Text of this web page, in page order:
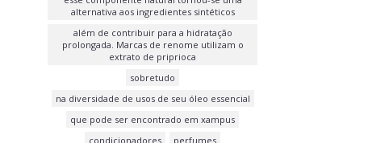
alternativa aos ingredientes sintéticos
além de contribuir para a hidratação
prolongada. Marcas de renome utilizam o
extrato de priprioca
sobretudo
na diversidade de usos de seu óleo essencial
que pode ser encontrado em xampus
condicionadores
perfumes